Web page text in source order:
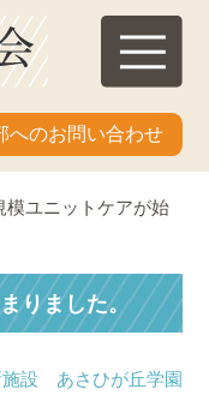
へのお問い合わせ
模ユニットケアが始
りました。
施設 あさひが丘学園